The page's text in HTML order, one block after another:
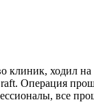
клиник, ходил на
Операция
все